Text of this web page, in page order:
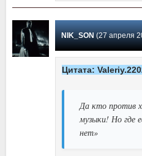
NIK_SON(27 апреля 2013
Цитата:
Да кто против
музыки! Но где
нет»